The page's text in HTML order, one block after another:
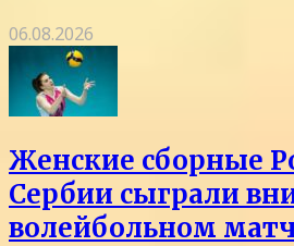
06.08.2026
Женские сборные
Сербии сыграли
волейбольном